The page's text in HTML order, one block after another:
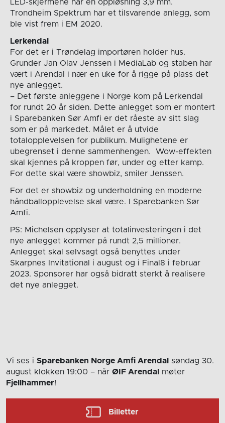
LED-skjermene har en oppløsning 3,9 mm.
Trondheim Spektrum har et tilsvarende anlegg, som
ble vist frem i EM 2020.
Lerkendal
For det er i Trøndelag importøren holder hus.
Grunder Jan Olav Jenssen i MediaLab og staben har
vært i Arendal i nær en uke for å rigge på plass det
nye anlegget.
– Det første anleggene i Norge kom på Lerkendal
for rundt 20 år siden. Dette anlegget som er montert
i Sparebanken Sør Amfi er det råeste av sitt slag
som er på markedet. Målet er å utvide
totalopplevelsen for publikum. Mulighetene er
ubegrenset i denne sammenhengen. Wow-effekten
skal kjennes på kroppen før, under og etter kamp.
For dette skal være showbiz, smiler Jenssen.
For det er showbiz og underholdning en moderne
håndballopplevelse skal være. I Sparebanken Sør
Amfi.
PS: Michelsen opplyser at totalinvesteringen i det
nye anlegget kommer på rundt 2,5 millioner.
Anlegget skal selvsagt også benyttes under
Skarpnes Invitational i august og i Final8 i februar
2023. Sponsorer har også bidratt sterkt å realisere
det nye anlegget.
Vi ses i Sparebanken Norge Amfi Arendal
søndag 30.
august klokken 19:00 – når ØIF Arendal
møter
Fjellhammer!
Billetter